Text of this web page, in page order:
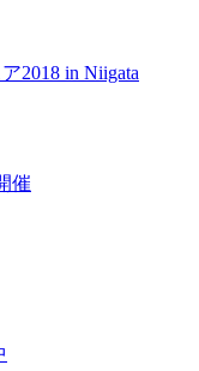
2018 in Niigata
催